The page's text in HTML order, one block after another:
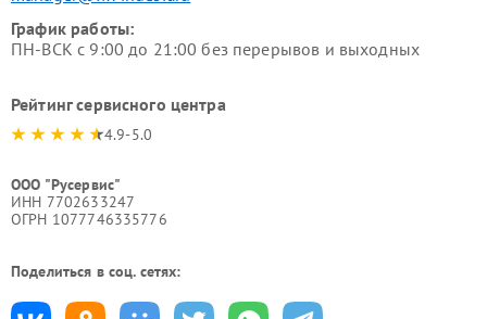
График работы:
ПН-ВСК с 9:00 до 21:00 без перерывов и выходных
Рейтинг сервисного центра
4.9-5.0
ООО "Русервис"
ИНН 7702633247
ОГРН 1077746335776
Поделиться в соц. сетях: